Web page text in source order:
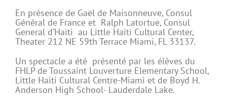
En présence de Gaël de Maisonneuve, Consul
Général de France et Ralph Latortue, Consul
General d’Haïti au Little Haiti Cultural Center,
Theater 212 NE 59th Terrace Miami, FL 33137.
Un spectacle a été présenté par les élèves du
FHLP de Toussaint Louverture Elementary School,
Little Haiti Cultural Centre-Miami et de Boyd H.
Anderson High School- Lauderdale Lake.